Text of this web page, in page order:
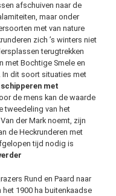
afschuiven naar de
maar onder
met van nature
zich ’s winters niet
terugtrekken
met Bochtige Smele en
In dit soort situaties met
schipperen met
de mens kan de waarde
tweedeling van het
der Mark noemt, zijn
de Heckrunderen met
tijd nodig is
Rund en Paard naar
1900 ha buitenkaadse